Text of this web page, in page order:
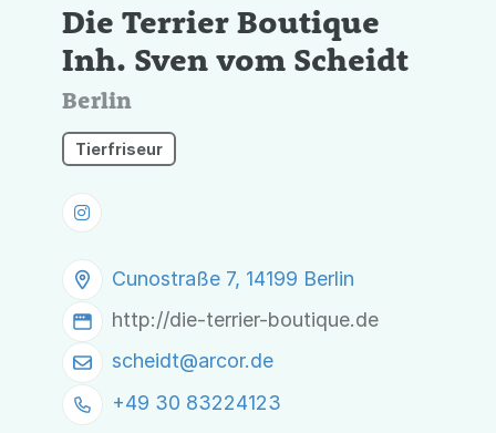
Die Terrier Boutique
Inh. Sven vom Scheidt
Berlin
Tierfriseur
Cunostraße 7, 14199 Berlin
http://die-terrier-boutique.de
scheidt@arcor.de
+49 30 83224123